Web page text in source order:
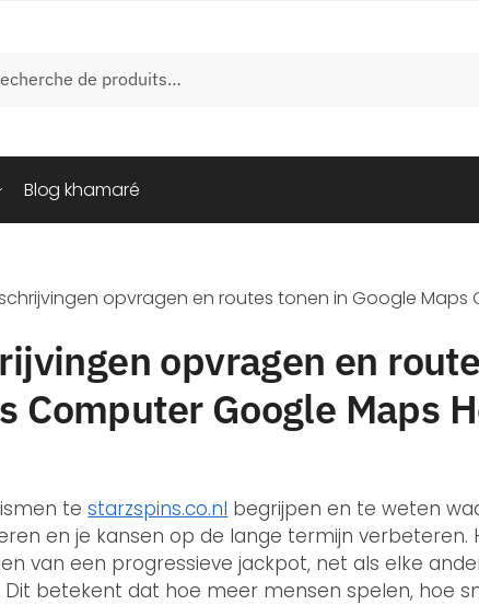
Blog khamaré
opvragen en routes tonen in Google Maps
opvragen en
Computer Google Maps
testarzspins.co.nl begrijpen en te weten
en je kansen op de lange termijn verbeteren.
van een progressieve jackpot, net als elke
Dit betekent dat hoe meer mensen spelen, hoe